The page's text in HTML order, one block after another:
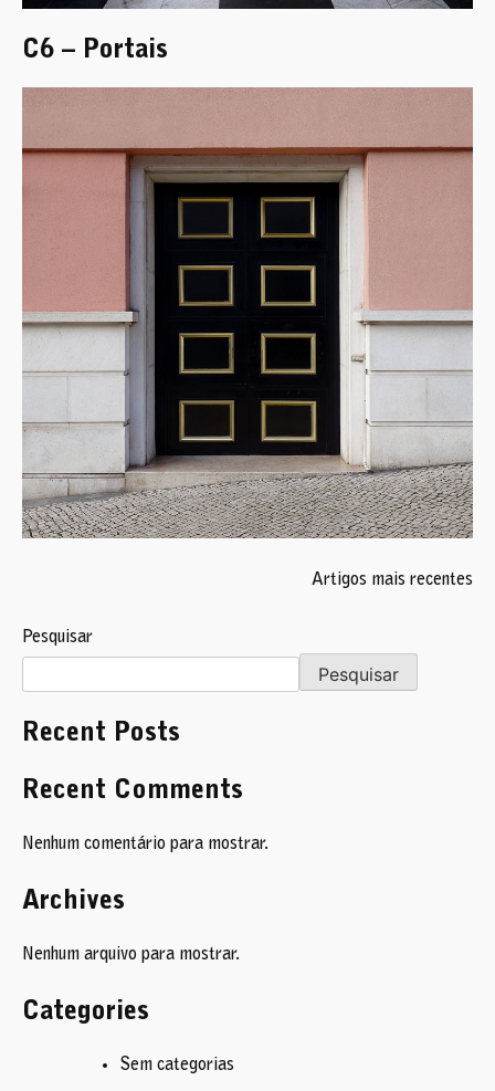
C6 – Portais
artigos
Artigos mais recentes
Pesquisar
Pesquisar
Recent Posts
Recent Comments
Nenhum comentário para mostrar.
Archives
Nenhum arquivo para mostrar.
Categories
Sem categorias